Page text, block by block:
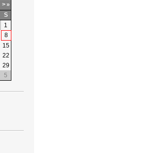
>»
S
1
8
15
22
29
5